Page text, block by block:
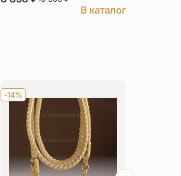
В каталог
-14%